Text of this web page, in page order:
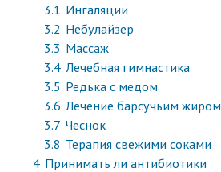
3.1 Ингаляции
3.2 Небулайзер
3.3 Массаж
3.4 Лечебная гимнастика
3.5 Редька с медом
3.6 Лечение барсучьим жиром
3.7 Чеснок
3.8 Терапия свежими соками
4 Принимать ли антибиотики